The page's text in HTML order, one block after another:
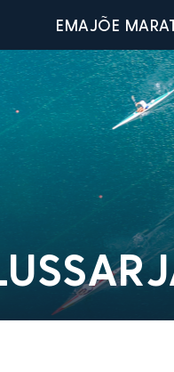
Main menu
EMAJÕE